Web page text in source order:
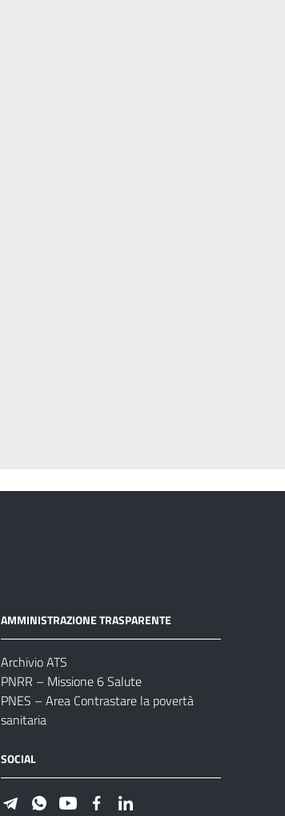
AMMINISTRAZIONE TRASPARENTE
Archivio ATS
PNRR – Missione 6 Salute
PNES – Area Contrastare la povertà
sanitaria
SOCIAL